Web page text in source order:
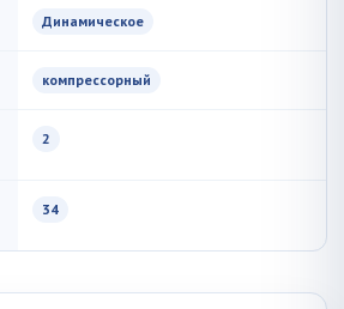
Динамическое
компрессорный
2
34